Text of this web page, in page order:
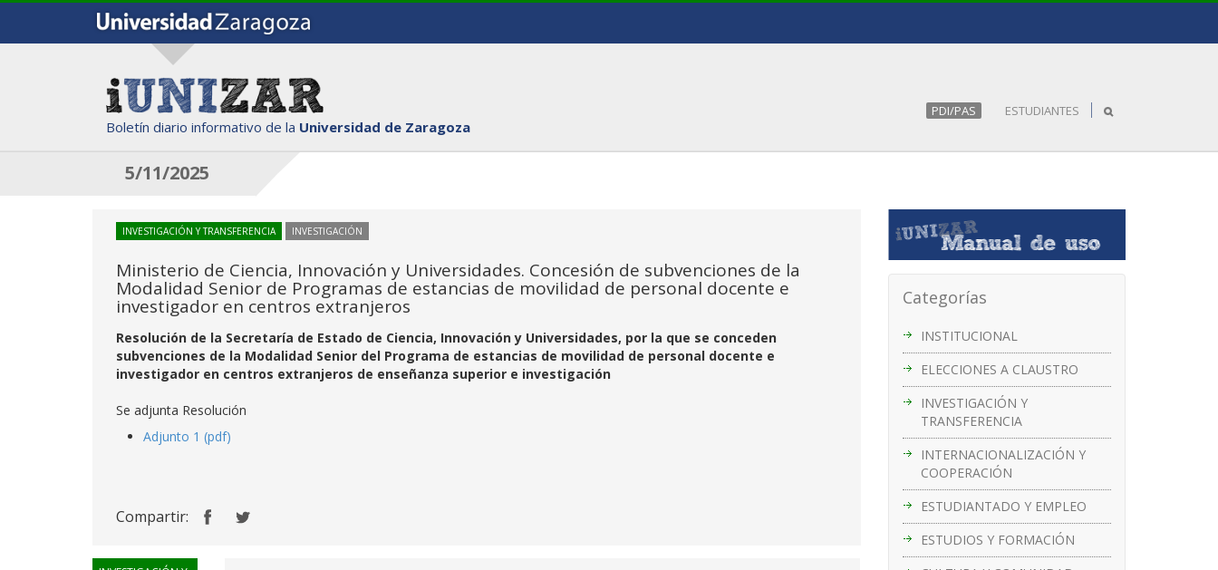
Boletín diario informativo de la Universidad de Zaragoza
PDI/PAS ESTUDIANTES
5/11/2025
Categorías
INSTITUCIONAL
ELECCIONES A CLAUSTRO
INVESTIGACIÓN Y
TRANSFERENCIA
INTERNACIONALIZACIÓN Y
COOPERACIÓN
ESTUDIANTADO Y EMPLEO
ESTUDIOS Y FORMACIÓN
INVESTIGACIÓN Y TRANSFERENCIA INVESTIGACIÓN
Ministerio de Ciencia, Innovación y Universidades. Concesión de subvenciones de la
Modalidad Senior de Programas de estancias de movilidad de personal docente e
investigador en centros extranjeros
Resolución de la Secretaría de Estado de Ciencia, Innovación y Universidades, por la que se conceden
subvenciones de la Modalidad Senior del Programa de estancias de movilidad de personal docente e
investigador en centros extranjeros de enseñanza superior e investigación
Se adjunta Resolución
Adjunto 1 (pdf)
Compartir: